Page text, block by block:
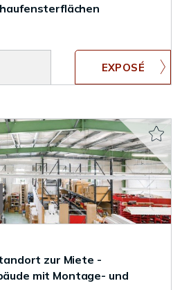
zur Miete -
mit Montage- und